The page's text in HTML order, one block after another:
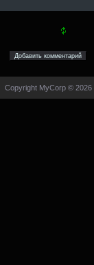
Copyright MyCorp © 2026